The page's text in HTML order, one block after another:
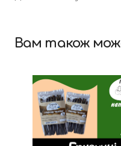
Вам також